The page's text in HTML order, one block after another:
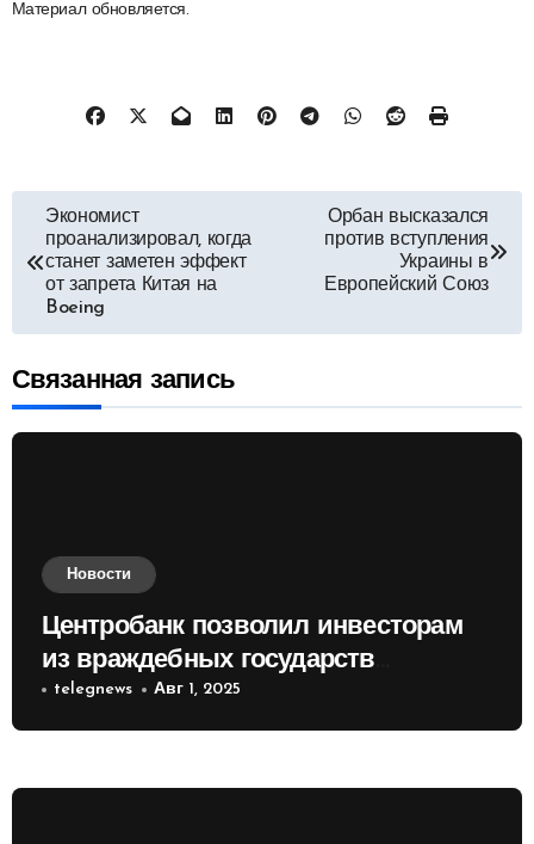
Материал обновляется.
Навигация
по
записям
Экономист
проанализировал, когда
станет заметен эффект
от запрета Китая на
Boeing
Орбан высказался
против вступления
Украины в
Европейский Союз
Связанная запись
Новости
Центробанк позволил инвесторам
из враждебных государств
приобретать валюту
telegnews Авг 1, 2025